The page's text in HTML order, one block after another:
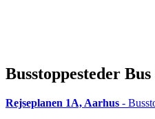
Busstoppesteder
Rejseplanen 1A, Aarhus -